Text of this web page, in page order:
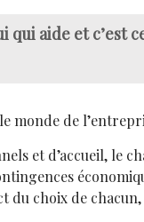
qui aide et c’est
monde de
et d’accueil, le
du choix de